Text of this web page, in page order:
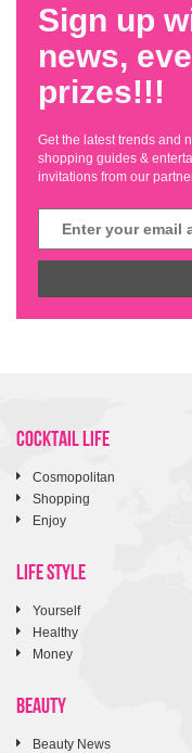
Sign up
news,
prizes!!!
Get the latest trends and
shopping guides &
invitations from our
COCKTAIL LIFE
Cosmopolitan
Shopping
Enjoy
LIFE STYLE
Yourself
Healthy
Money
BEAUTY
Beauty News